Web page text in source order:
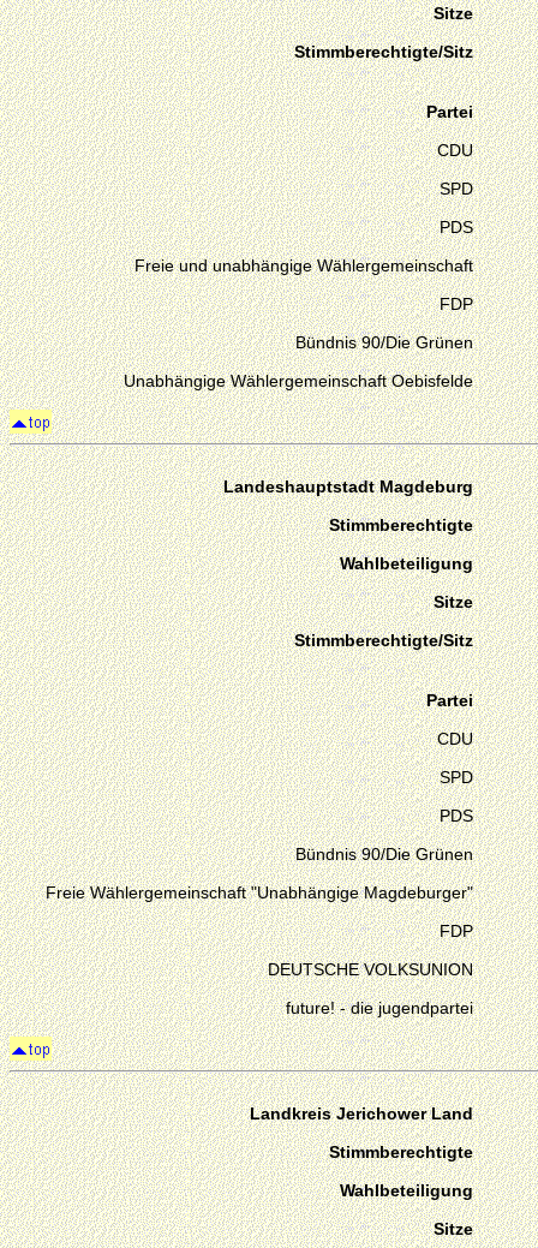
Sitze
Stimmberechtigte/Sitz
Partei
CDU
SPD
PDS
Freie und unabhängige Wählergemeinschaft
FDP
Bündnis 90/Die Grünen
Unabhängige Wählergemeinschaft Oebisfelde
Landeshauptstadt Magdeburg
Stimmberechtigte
Wahlbeteiligung
Sitze
Stimmberechtigte/Sitz
Partei
CDU
SPD
PDS
Bündnis 90/Die Grünen
Freie Wählergemeinschaft "Unabhängige Magdeburger"
FDP
DEUTSCHE VOLKSUNION
future! - die jugendpartei
Landkreis Jerichower Land
Stimmberechtigte
Wahlbeteiligung
Sitze